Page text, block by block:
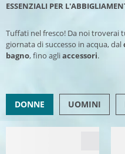
ESSENZIALI PER
Tuffati nel fresco! Da noi troverai
giornata di successo in acqua, dal
bagno, fino agliaccessori.
DONNE UOMINI